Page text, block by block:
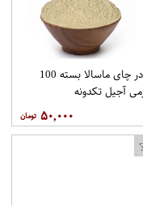
پودر چای ماسالا بسته 100
آجیل تکدونه
۵۰,۰۰۰